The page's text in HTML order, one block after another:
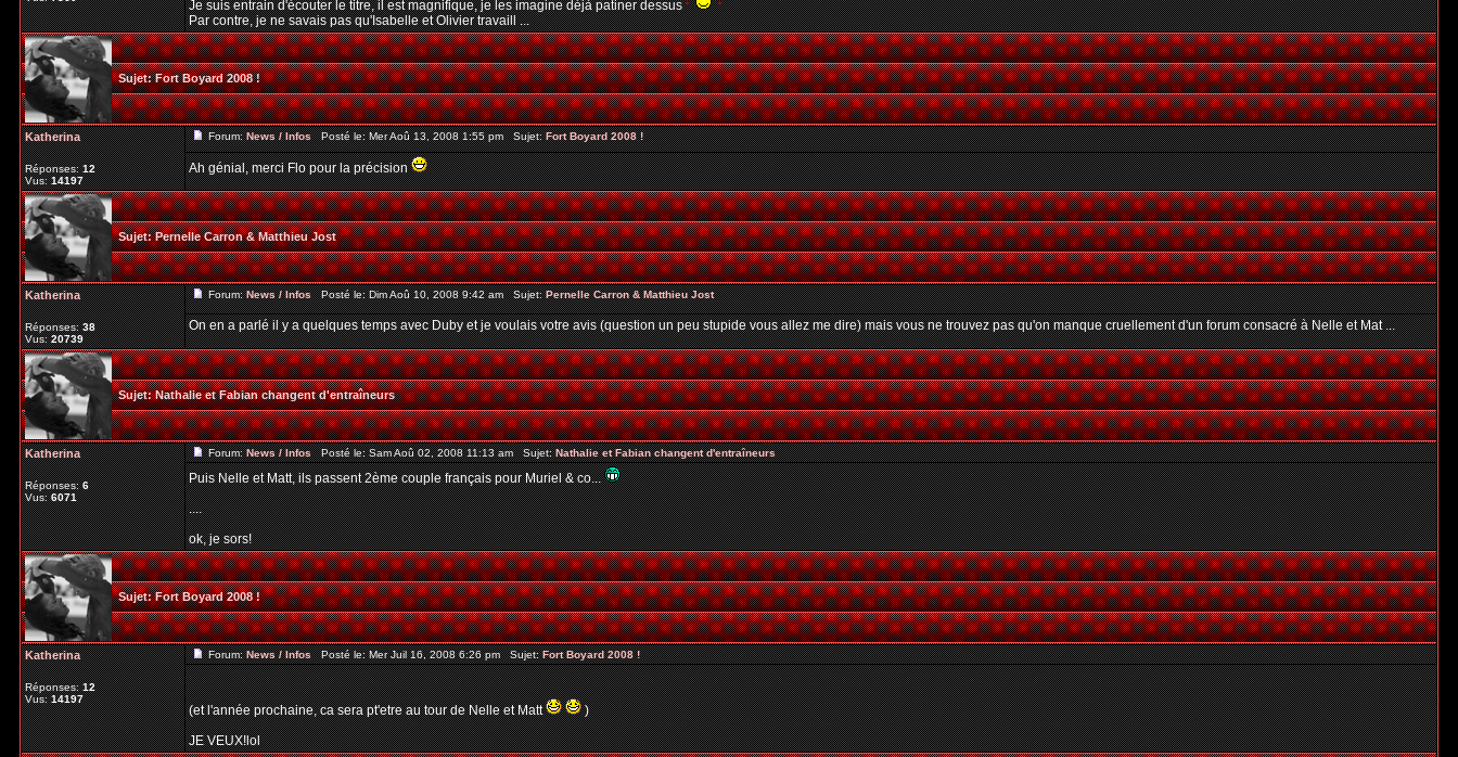
Je suis entrain d'écouter le titre, il est magnifique, je les imagine déjà patiner dessus
Par contre, je ne savais pas qu'Isabelle et Olivier travaill ...
Sujet:Fort Boyard 2008 !
Katherina
Réponses:12
Vus:14197
Forum:News / InfosPosté le: Mer Aoû 13, 2008 1:55 pm Sujet:Fort Boyard 2008 !
Ah génial, merci Flo pour la précision
Sujet:Pernelle Carron & Matthieu Jost
Katherina
Réponses:38
Vus:20739
Forum:News / InfosPosté le: Dim Aoû 10, 2008 9:42 am Sujet:Pernelle Carron & Matthieu Jost
On en a parlé il y a quelques temps avec Duby et je voulais votre avis (question un peu stupide vous allez me dire) mais vous ne trouvez pas qu'on manque cruellement d'un forum consacré à Nelle et Mat ...
Sujet:Nathalie et Fabian changent d'entraîneurs
Katherina
Réponses:6
Vus:6071
Forum:News / InfosPosté le: Sam Aoû 02, 2008 11:13 am Sujet:Nathalie et Fabian changent d'entraîneurs
Puis Nelle et Matt, ils passent 2ème couple français pour Muriel & co...
....
ok, je sors!
Sujet:Fort Boyard 2008 !
Katherina
Réponses:12
Vus:14197
Forum:News / InfosPosté le: Mer Juil 16, 2008 6:26 pm Sujet:Fort Boyard 2008 !
(et l'année prochaine, ca sera pt'etre au tour de Nelle et Matt
)
JE VEUX!lol